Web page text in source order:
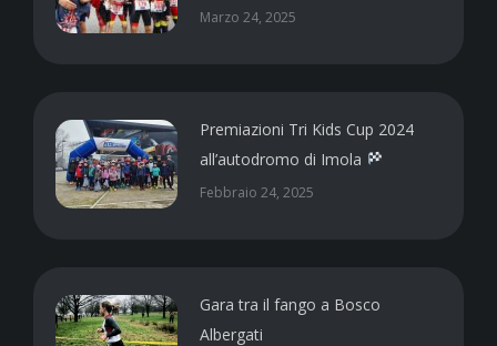
Marzo 24, 2025
Premiazioni Tri Kids Cup 2024
all’autodromo di Imola
Febbraio 24, 2025
Gara tra il fango a Bosco
Albergati